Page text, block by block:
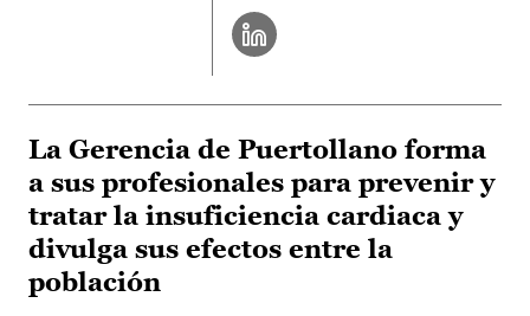
La Gerencia de Puertollano forma
a sus profesionales para prevenir y
tratar la insuficiencia cardiaca y
divulga sus efectos entre la
población